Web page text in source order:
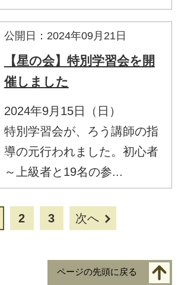
公開日：2024年09月21日
【星の会】特別学習会を開
催しました
2024年9月15日（日）
特別学習会が、ろう講師の指
導の元行われました。初心者
～上級者と19名の参...
2 3 次へ
ページの先頭に戻る